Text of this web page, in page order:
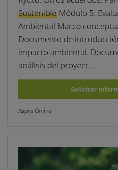
SostenibleMódulo 5:
Ambiental Marco
Documento de
impacto ambiental.
análisis del proyect…
Solicitar
Agora Online